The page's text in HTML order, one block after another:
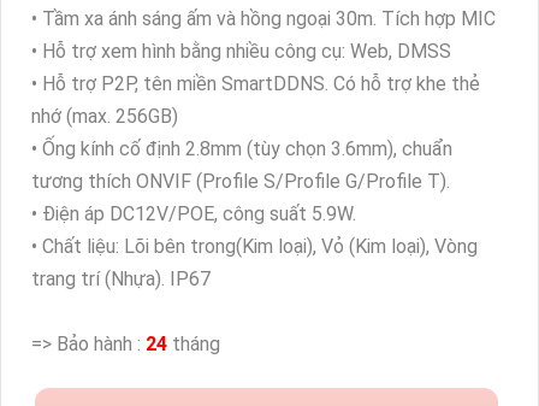
• Tầm xa ánh sáng ấm và hồng ngoại 30m. Tích hợp MIC
• Hỗ trợ xem hình bằng nhiều công cụ: Web, DMSS
• Hỗ trợ P2P, tên miền SmartDDNS. Có hỗ trợ khe thẻ
nhớ (max. 256GB)
• Ống kính cố định 2.8mm (tùy chọn 3.6mm), chuẩn
tương thích ONVIF (Profile S/Profile G/Profile T).
• Điện áp DC12V/POE, công suất 5.9W.
• Chất liệu: Lõi bên trong(Kim loại), Vỏ (Kim loại), Vòng
trang trí (Nhựa). IP67
=> Bảo hành : 24 tháng